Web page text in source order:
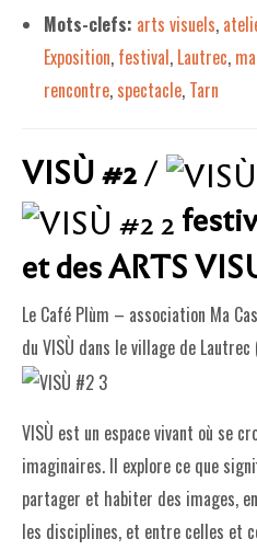
NOS FOURNISSEUR·EUSE·S
LA LIBRAIRIE
UNE LIBRAIRIE INDÉPENDANTE
COMMANDER UN LIVRE
Mots-clefs: arts visuels,
Exposition, festival, Lautrec,
rencontre, spectacle, Tarn
VISÙ #2/
et des ARTS
Le Café Plùm – association Ma
du VISÙ dans le village de
VISÙ est un espace vivant où se
imaginaires. Il explore ce que
partager et habiter des images,
les disciplines, et entre celles et